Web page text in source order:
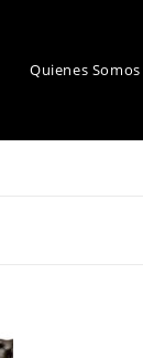
Quienes Somos